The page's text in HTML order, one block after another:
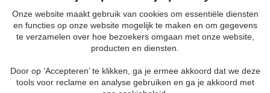
Contact
Nieuws & Vacatures
Algemene voorwaarden
Onze website maakt gebruik van cookies om essentiële diensten
en functies op onze website mogelijk te maken en om gegevens
te verzamelen over hoe bezoekers omgaan met onze website,
producten en diensten.
Door op ‘Accepteren’ te klikken, ga je ermee akkoord dat we deze
tools voor reclame en analyse gebruiken en ga je akkoord met